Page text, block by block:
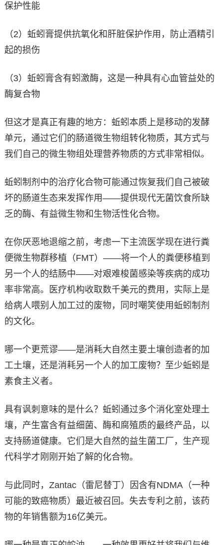
保护性能
（2）蚯蚓膏提供抗氧化和肝脏保护作用，防止酒精引
起的损伤
（3）蚯蚓膏含有蚓激酶，这是一种具有心血管益处的
酶复合物
但这才是真正有趣的地方：蚯蚓本质上是移动的发酵
单元，通过它们的肠道微生物组转化物质，其方式与
我们自己的微生物组处理营养物质的方式非常相似。
蚯蚓制剂中的治疗化合物可能通过恢复我们自己被破
坏的肠道生态来发挥作用——提供现代无菌饮食所缺
乏的酶、有益微生物和生物活性化合物。
在你厌恶地退缩之前，考虑一下主流医学现在进行粪
便微生物群移植（FMT）——将一个人的粪便移植到
另一个人的结肠中——对艰难梭菌感染等疾病的成功
率非常高。医疗机构收取数千美元的费用，实际上是
给病人喂别人加工过的废物，同时嘲笑使用蚯蚓制剂
的文化。
哪一个更荒谬——是消耗大自然主要土壤创造者的加
工土壤，还是消耗另一个人的加工废物？至少蚯蚓是
素食主义者。
具有讽刺意味的是什么？蚯蚓通过多个消化室处理土
壤，产生富含有益细菌、酶和腐殖质的最终产品，以
支持肠道健康。它们是大自然的益生菌工厂，生产现
代科学才刚刚开始了解的化合物。
与此同时，Zantac（雷尼替丁）因含有NDMA（一种
可能的致癌物质）最近被召回。失去专利之前，该药
物的年销售额为16亿美元。